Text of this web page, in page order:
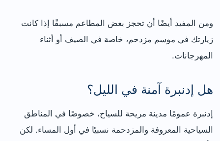
ومن المفيد أيضًا أن تحجز بعض المطاعم مسبقًا إذا كانت
زيارتك في موسم مزدحم، خاصة في الصيف أو أثناء
المهرجانات.
هل إدنبرة آمنة في الليل؟
إدنبرة عمومًا مدينة مريحة للسياح، خصوصًا في المناطق
السياحية المعروفة والمزدحمة نسبيًا في أول المساء. لكن